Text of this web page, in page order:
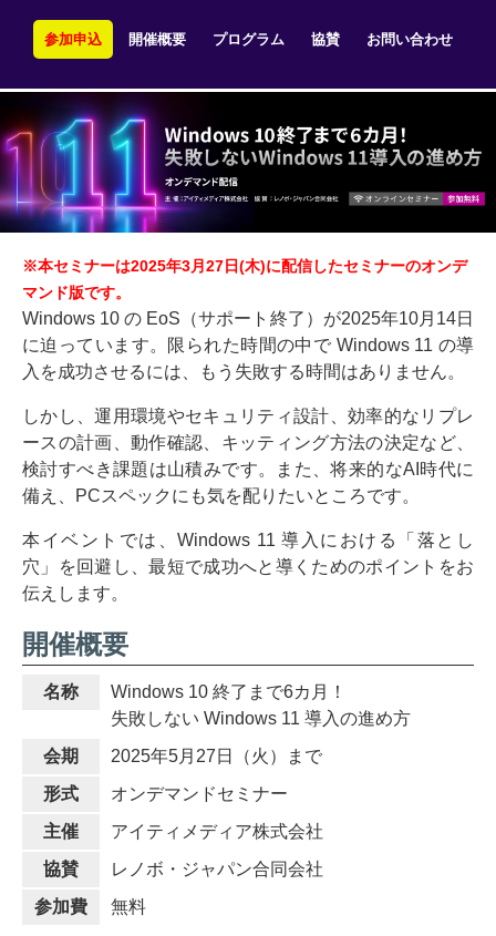
※本セミナーは2025年3月27日(木)に配信したセミナーのオンデ
マンド版です。
Windows 10 の EoS（サポート終了）が2025年10月14日
に迫っています。限られた時間の中で Windows 11 の導
入を成功させるには、もう失敗する時間はありません。
しかし、運用環境やセキュリティ設計、効率的なリプレ
ースの計画、動作確認、キッティング方法の決定など、
検討すべき課題は山積みです。また、将来的なAI時代に
備え、PCスペックにも気を配りたいところです。
本イベントでは、Windows 11 導入における「落とし
穴」を回避し、最短で成功へと導くためのポイントをお
伝えします。
開催概要
名称
Windows 10 終了まで6カ月！
失敗しない Windows 11 導入の進め方
会期
2025年5月27日（火）まで
形式
オンデマンドセミナー
主催
アイティメディア株式会社
協賛
レノボ・ジャパン合同会社
参加費
無料
参加申込 開催概要 プログラム 協賛 お問い合わせ